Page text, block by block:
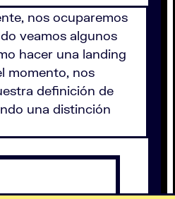
nos ocuparemos
veamos algunos
hacer una landing
momento, nos
definición de
una distinción